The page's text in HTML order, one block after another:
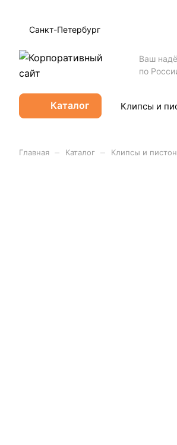
Санкт-Петербург
Ваш
по
Каталог Клипсы и
Главная Каталог Клипсы и